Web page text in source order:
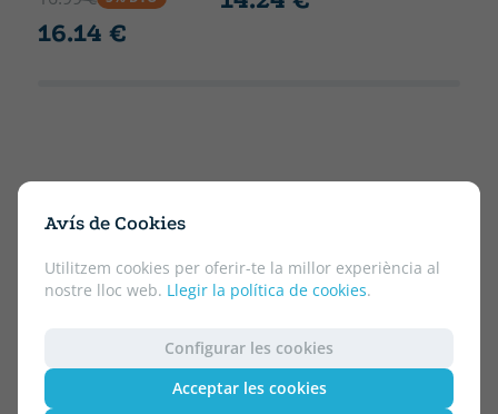
Avís de Cookies
Utilitzem cookies per oferir-te la millor experiència al
nostre lloc web. Llegir la política de cookies.
Configurar les cookies
Acceptar les cookies
16.14 €